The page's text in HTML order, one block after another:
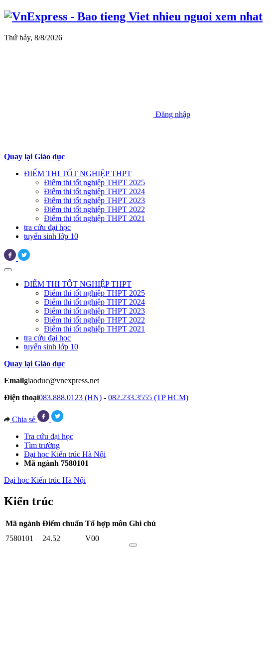
Thứ bảy, 8/8/2026
Đăng nhập
Quay lại Giáo dục
ĐIỂM THI TỐT NGHIỆP THPT
Điểm thi tốt nghiệp THPT 2025
Điểm thi tốt nghiệp THPT 2024
Điểm thi tốt nghiệp THPT 2023
Điểm thi tốt nghiệp THPT 2022
Điểm thi tốt nghiệp THPT 2021
tra cứu đại học
tuyển sinh lớp 10
ĐIỂM THI TỐT NGHIỆP THPT
Điểm thi tốt nghiệp THPT 2025
Điểm thi tốt nghiệp THPT 2024
Điểm thi tốt nghiệp THPT 2023
Điểm thi tốt nghiệp THPT 2022
Điểm thi tốt nghiệp THPT 2021
tra cứu đại học
tuyển sinh lớp 10
Quay lại Giáo dục
Emailgiaoduc@vnexpress.net
Điện thoại083.888.0123 (HN) - 082.233.3555 (TP HCM)
Chia sẻ
Tra cứu đại học
Tìm trường
Đại học Kiến trúc Hà Nội
Mã ngành 7580101
Đại học Kiến trúc Hà Nội
Kiến trúc
Mã ngành Điểm chuẩn Tổ hợp môn Ghi chú
7580101
24.52 V00